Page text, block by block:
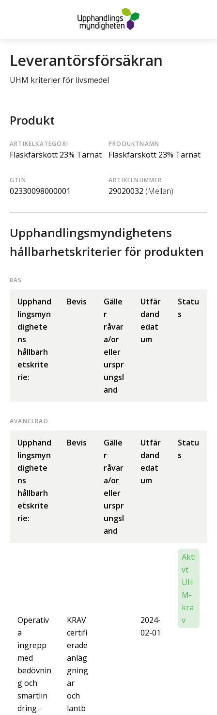
Leverantörsförsäkran
UHM kriterier för livsmedel
Produkt
ARTIKELKATEGORI
Fläskfärskött 23% Tärnat
PRODUKTNAMN
Fläskfärskött 23% Tärnat
GTIN
02330098000001
ARTIKELNUMMER
29020032 (Mellan)
Upphandlingsmyndighetens
hållbarhetskriterier för produkten
BAS
Upphand
lingsmyn
dighete
ns
hållbarh
etskrite
rie:
Bevis
Gälle
r
råvar
a/or
eller
urspr
ungsl
and
Utfär
dand
edat
um
Statu
s
AVANCERAD
Upphand
lingsmyn
dighete
ns
hållbarh
etskrite
rie:
Bevis
Gälle
r
råvar
a/or
eller
urspr
ungsl
and
Utfär
dand
edat
um
Statu
s
Operativ
a
ingrepp
med
bedövnin
g och
smärtlin
dring -
KRAV
certifi
erade
anläg
gning
ar
och
lantb
2024-
02-01
Akti
vt
UH
M-
kra
v